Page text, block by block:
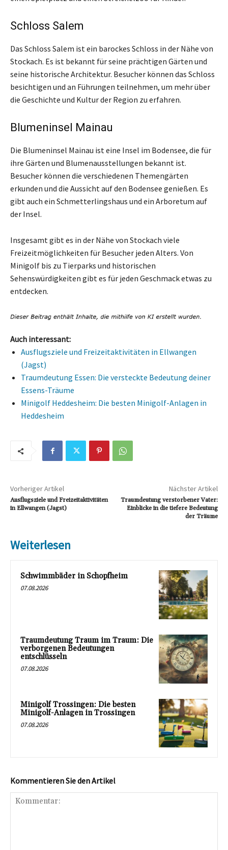
Schloss Salem
Das Schloss Salem ist ein barockes Schloss in der Nähe von
Stockach. Es ist bekannt für seine prächtigen Gärten und
seine historische Architektur. Besucher können das Schloss
besichtigen und an Führungen teilnehmen, um mehr über
die Geschichte und Kultur der Region zu erfahren.
Blumeninsel Mainau
Die Blumeninsel Mainau ist eine Insel im Bodensee, die für
ihre Gärten und Blumenausstellungen bekannt ist.
Besucher können die verschiedenen Themengärten
erkunden und die Aussicht auf den Bodensee genießen. Es
gibt auch ein Schmetterlingshaus und ein Arboretum auf
der Insel.
Insgesamt gibt es in der Nähe von Stockach viele
Freizeitmöglichkeiten für Besucher jeden Alters. Von
Minigolf bis zu Tierparks und historischen
Sehenswürdigkeiten gibt es für jeden Geschmack etwas zu
entdecken.
Auch interessant:
Ausflugsziele und Freizeitaktivitäten in Ellwangen
(Jagst)
Traumdeutung Essen: Die versteckte Bedeutung deiner
Essens-Träume
Minigolf Heddesheim: Die besten Minigolf-Anlagen in
Heddesheim
Vorheriger Artikel
Ausflugsziele und Freizeitaktivitäten
in Ellwangen (Jagst)
Nächster Artikel
Traumdeutung verstorbener Vater:
Einblicke in die tiefere Bedeutung
der Träume
Weiterlesen
Schwimmbäder in Schopfheim
07.08.2026
Traumdeutung Traum im Traum: Die
verborgenen Bedeutungen
entschlüsseln
07.08.2026
Minigolf Trossingen: Die besten
Minigolf-Anlagen in Trossingen
07.08.2026
Kommentieren Sie den Artikel